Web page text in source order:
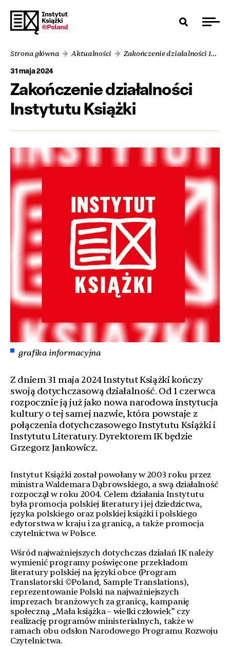
Strona główna Aktualności Zakończenie działalności Instytutu Książki
31 maja 2024
Zakończenie działalności
Instytutu Książki
grafika informacyjna
Z dniem 31 maja 2024 Instytut Książki kończy
swoją dotychczasową działalność. Od 1 czerwca
rozpocznie ją już jako nowa narodowa instytucja
kultury o tej samej nazwie, która powstaje z
połączenia dotychczasowego Instytutu Książki i
Instytutu Literatury. Dyrektorem IK będzie
Grzegorz Jankowicz.
Instytut Książki został powołany w 2003 roku przez
ministra Waldemara Dąbrowskiego, a swą działalność
rozpoczął w roku 2004. Celem działania Instytutu
była promocja polskiej literatury i jej dziedzictwa,
języka polskiego oraz polskiej książki i polskiego
edytorstwa w kraju i za granicą, a także promocja
czytelnictwa w Polsce.
Wśród najważniejszych dotychczas działań IK należy
wymienić programy poświęcone przekładom
literatury polskiej na języki obce (Program
Translatorski ©Poland, Sample Translations),
reprezentowanie Polski na najważniejszych
imprezach branżowych za granicą, kampanię
społeczną „Mała książka – wielki człowiek” czy
realizację programów ministerialnych, także w
ramach obu odsłon Narodowego Programu Rozwoju
Czytelnictwa.